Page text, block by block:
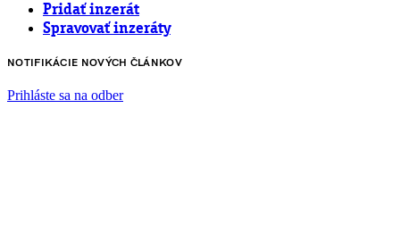
Pridať inzerát
Spravovať inzeráty
NOTIFIKÁCIE NOVÝCH ČLÁNKOV
Prihláste sa na odber